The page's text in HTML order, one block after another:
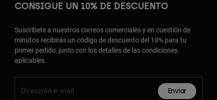
CONSIGUE UN 10% DE DESCUENTO
Suscríbete a nuestros correos comerciales y en cuestión de
minutos recibirás un código de descuento del 10% para tu
primer pedido, junto con los detalles de las condiciones
aplicables.
Enviar